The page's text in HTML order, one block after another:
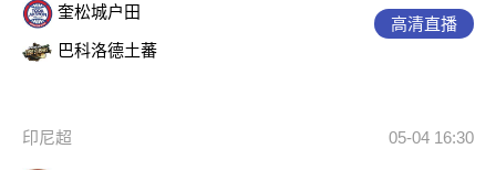
奎松城户田
巴科洛德土蕃
高清直播
印尼超 05-04 16:30